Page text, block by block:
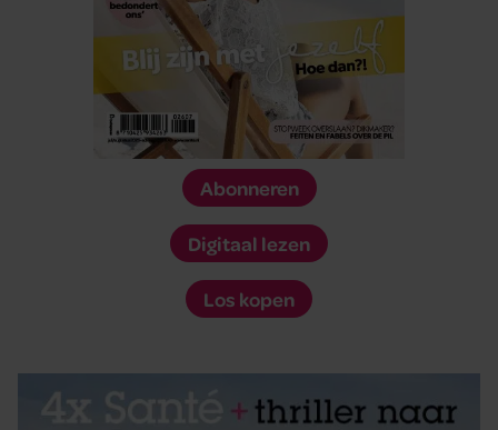
Abonneren
Digitaal lezen
Los kopen